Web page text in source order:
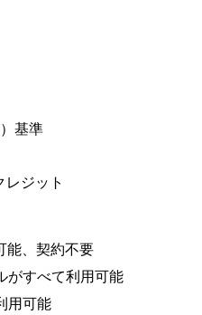
基準
レジット
能、契約不要
がすべて利用可能
用可能